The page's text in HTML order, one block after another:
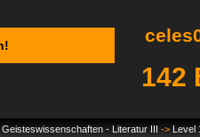
celes01 hat
Geisteswissenschaften - Literatur III -> Level